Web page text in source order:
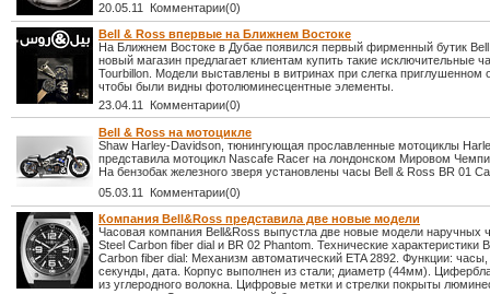
20.05.11 Комментарии(0)
Bell & Ross впервые на Ближнем Востоке
На Ближнем Востоке в Дубае появился первый фирменный бутик
новый магазин предлагает клиентам купить такие исключительные
Tourbillon. Модели выставлены в витринах при слегка приглушенном
чтобы были видны фотолюминесцентные элементы.
23.04.11 Комментарии(0)
Bell & Ross на мотоцикле
Shaw Harley-Davidson, тюнингующая прославленные мотоциклы
представила мотоцикл Nascafe Racer на лондонском Мировом
На бензобак железного зверя установлены часы Bell & Ross BR 01
05.03.11 Комментарии(0)
Компания Bell&Ross представила две новые модели
Часовая компания Bell&Ross выпустла две новые модели наручных
Steel Carbon fiber dial и BR 02 Phantom. Технические характеристики
Carbon fiber dial: Механизм автоматический ETA 2892. Функции:
секунды, дата. Корпус выполнен из стали; диаметр (44мм).
из углеродного волокна. Цифровые метки и стрелки покрыты